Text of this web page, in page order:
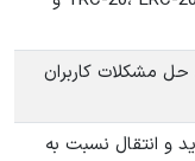
حل مشکلات کاربران
و انتقال نسبت به